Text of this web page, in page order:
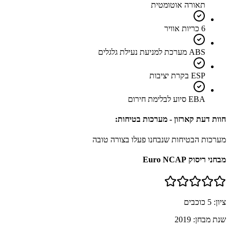
תאורה אוטומטית
6 כריות אוויר
ABS מערכת למניעת נעילת גלגלים
ESP בקרת יציבות
EBA סיוע לבלימת חירום
חוות דעת קארזון - מערכות בטיחות:
מערכות הבטיחות שנבחנו פעלו בצורה טובה
מבחני ריסוק Euro NCAP
ציון: 5 כוכבים
שנת מבחן: 2019